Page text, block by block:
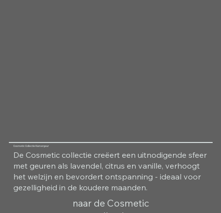
Cosmetic Collectie Kamergeur
De Cosmetic collectie creëert een uitnodigende sfeer
met geuren als lavendel, citrus en vanille, verhoogt
het welzijn en bevordert ontspanning - ideaal voor
gezelligheid in de koudere maanden.
naar de Cosmetic